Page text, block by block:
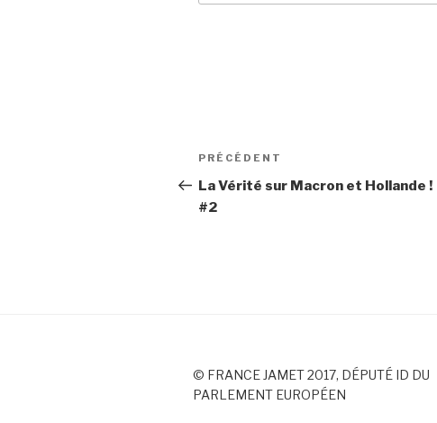
Navigation
de
l’article
Article
précédent
PRÉCÉDENT
La Vérité sur Macron et Hollande !
#2
© FRANCE JAMET 2017, DÉPUTÉ ID DU
PARLEMENT EUROPÉEN